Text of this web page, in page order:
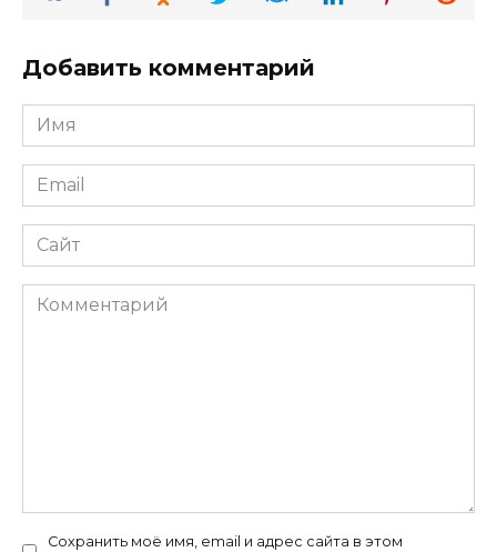
Добавить комментарий
Имя
*
Email
*
Сайт
Комментарий
Сохранить моё имя, email и адрес сайта в этом